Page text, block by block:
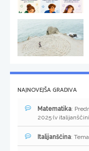
NAJNOVEJŠA GRADIVA
Matematika:
2025 (v
Italijanščina: